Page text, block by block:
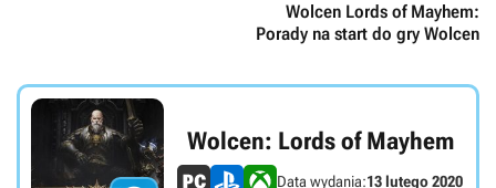
Wolcen Lords of Mayhem:
Porady na start do gry Wolcen
Wolcen: Lords of Mayhem
Data wydania:13 lutego 2020